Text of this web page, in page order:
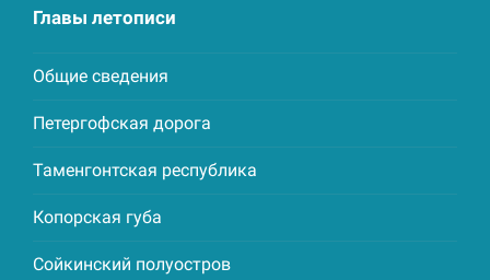
Главы летописи
Общие сведения
Петергофская дорога
Таменгонтская республика
Копорская губа
Сойкинский полуостров